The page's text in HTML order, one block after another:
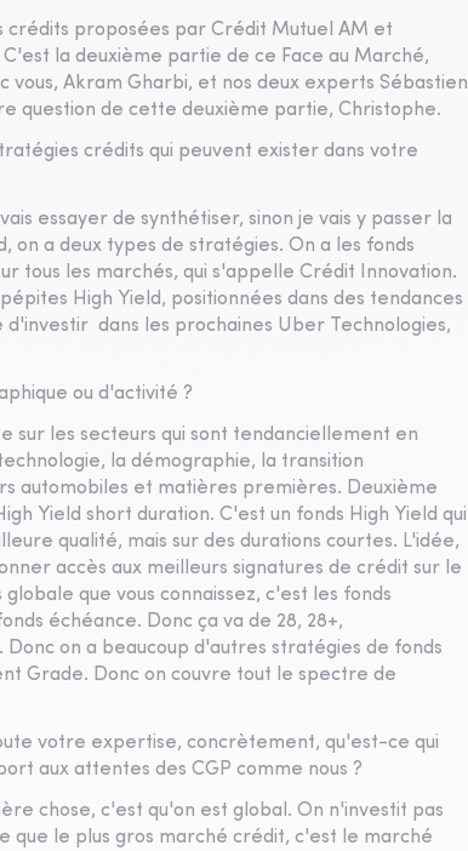
crédits proposées par Crédit Mutuel AM et
la deuxième partie de ce Face au Marché,
Akram Gharbi, et nos deux experts Sébastien
question de cette deuxième partie, Christophe.
crédits qui peuvent exister dans votre
essayer de synthétiser, sinon je vais y passer la
on a deux types de stratégies. On a les fonds
tous les marchés, qui s'appelle Crédit Innovation.
High Yield, positionnées dans des tendances
dans les prochaines Uber Technologies,
ou d'activité ?
sur les secteurs qui sont tendanciellement en
la démographie, la transition
automobiles et matières premières. Deuxième
Yield short duration. C'est un fonds High Yield qui
qualité, mais sur des durations courtes. L'idée,
accès aux meilleurs signatures de crédit sur le
que vous connaissez, c'est les fonds
échéance. Donc ça va de 28, 28+,
Donc on a beaucoup d'autres stratégies de fonds
Grade. Donc on couvre tout le spectre de
votre expertise, concrètement, qu'est-ce qui
aux attentes des CGP comme nous ?
chose, c'est qu'on est global. On n'investit pas
que le plus gros marché crédit, c'est le marché